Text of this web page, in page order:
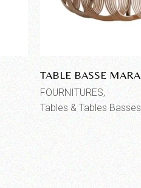
TABLE BASSE MARA
FOURNITURES
Tables & Tables Basses